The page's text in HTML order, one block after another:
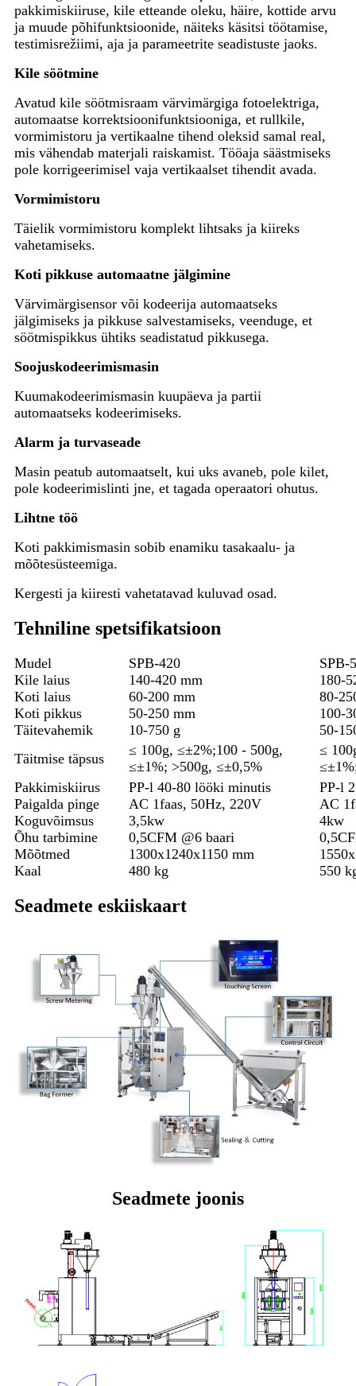
pakkimiskiiruse, kile etteande oleku, häire, kottide arvu
ja muude põhifunktsioonide, näiteks käsitsi töötamise,
testimisrežiimi, aja ja parameetrite seadistuste jaoks.
Kile söötmine
Avatud kile söötmisraam värvimärgiga fotoelektriga,
automaatse korrektsioonifunktsiooniga, et rullkile,
vormimistoru ja vertikaalne tihend oleksid samal real,
mis vähendab materjali raiskamist. Tööaja säästmiseks
pole korrigeerimisel vaja vertikaalset tihendit avada.
Vormimistoru
Täielik vormimistoru komplekt lihtsaks ja kiireks
vahetamiseks.
Koti pikkuse automaatne jälgimine
Värvimärgisensor või kodeerija automaatseks
jälgimiseks ja pikkuse salvestamiseks, veenduge, et
söötmispikkus ühtiks seadistatud pikkusega.
Soojuskodeerimismasin
Kuumakodeerimismasin kuupäeva ja partii
automaatseks kodeerimiseks.
Alarm ja turvaseade
Masin peatub automaatselt, kui uks avaneb, pole kilet,
pole kodeerimislinti jne, et tagada operaatori ohutus.
Lihtne töö
Koti pakkimismasin sobib enamiku tasakaalu- ja
mõõtesüsteemiga.
Kergesti ja kiiresti vahetatavad kuluvad osad.
Tehniline spetsifikatsioon
Mudel SPB-420
SPB-
Kile laius
140-420 mm
180-
Koti laius
60-200 mm
80-
Koti pikkus
50-250 mm
100-
Täitevahemik
10-750 g
50-
Täitmise täpsus
≤ 100g, ≤±2%;100 - 500g,
≤±1%; >500g, ≤±0,5%
≤
Pakkimiskiirus
PP-l 40-80 lööki minutis
PP-l
Paigalda pinge
AC 1faas, 50Hz, 220V
AC
Koguvõimsus
3,5kw
4kw
Õhu tarbimine
0,5CFM @6 baari
Mõõtmed
1300x1240x1150 mm
Kaal
480 kg 550
Seadmete eskiiskaart
Seadmete joonis